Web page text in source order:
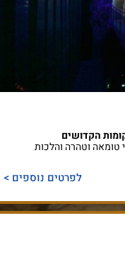
הקדושים
טומאה וטהרה והלכות
לפרטים נוספים >